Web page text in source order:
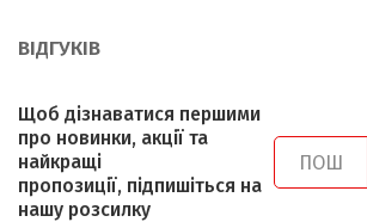
ВІДГУКІВ
Щоб дізнаватися першими
про новинки, акції та
найкращі
пропозиції, підпишіться на
нашу розсилку